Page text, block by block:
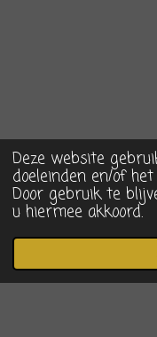
Deze website
doeleinden en/of
Door gebruik te
u hiermee akkoord.